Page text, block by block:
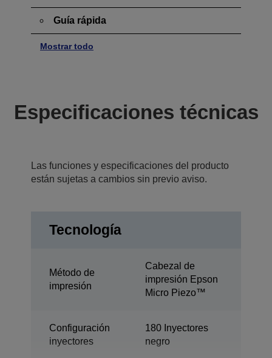
Guía rápida
Mostrar todo
Especificaciones técnicas
Las funciones y especificaciones del producto
están sujetas a cambios sin previo aviso.
Tecnología
Método de
impresión
Cabezal de
impresión Epson
Micro Piezo™
Configuración
inyectores
180 Inyectores
negro